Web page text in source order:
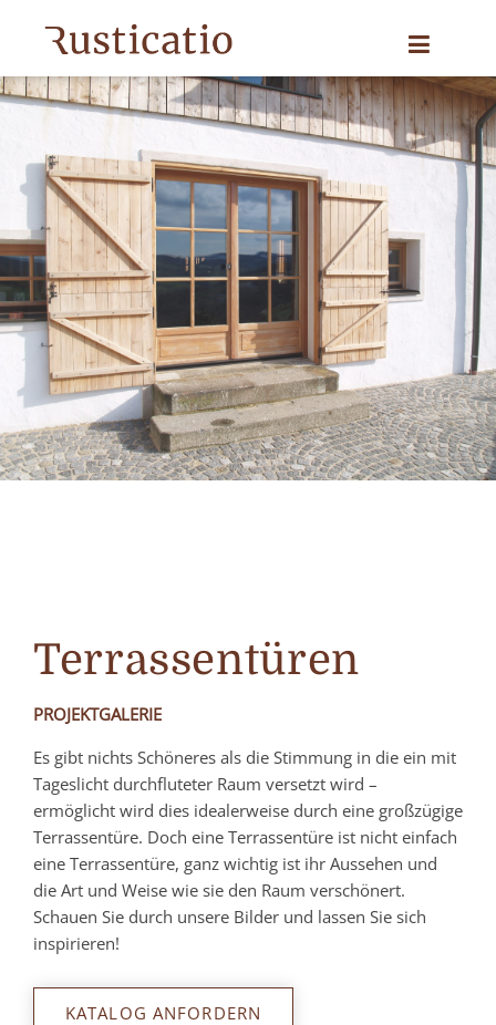
Terrassentüren
PROJEKTGALERIE
Es gibt nichts Schöneres als die Stimmung in die ein mit
Tageslicht durchfluteter Raum versetzt wird –
ermöglicht wird dies idealerweise durch eine großzügige
Terrassentüre. Doch eine Terrassentüre ist nicht einfach
eine Terrassentüre, ganz wichtig ist ihr Aussehen und
die Art und Weise wie sie den Raum verschönert.
Schauen Sie durch unsere Bilder und lassen Sie sich
inspirieren!
KATALOG ANFORDERN